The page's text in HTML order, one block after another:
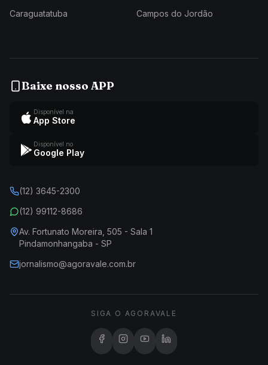
Caraguatatuba Campos do Jordão
Baixe nosso APP
Disponível na
App Store
Disponível no
Google Play
(12) 3645-2300
(12) 99112-8686
Av. Fortunato Moreira, 505 - Sala 1
Pindamonhangaba - SP
jornalismo@agoravale.com.br
SIGA O AGORAVALE